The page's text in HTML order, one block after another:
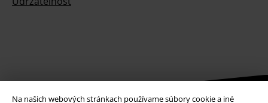
Na našich webových stránkach používame súbory cookie a iné